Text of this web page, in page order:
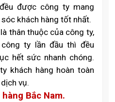
được công ty mang
khách hàng tốt nhất.
thân thuộc của công ty,
ty lần đầu thì đều
hết sức nhanh chóng.
khách hàng hoàn toàn
vụ.
Bắc Nam.